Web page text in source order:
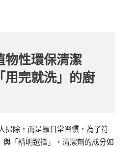
物性環保清潔
用完就洗」的廚
掃除，而是靠日常習慣，為了符
與「精明選擇」，清潔劑的成分如